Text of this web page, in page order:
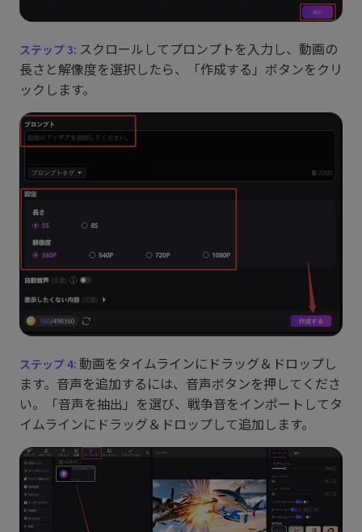
スクロールしてプロンプトを入力し、動画の
長さと解像度を選択したら、「作成する」ボタンをクリ
ックします。
動画をタイムラインにドラッグ＆ドロップし
ます。音声を追加するには、音声ボタンを押してくださ
い。「音声を抽出」を選び、戦争音をインポートしてタ
イムラインにドラッグ＆ドロップして追加します。